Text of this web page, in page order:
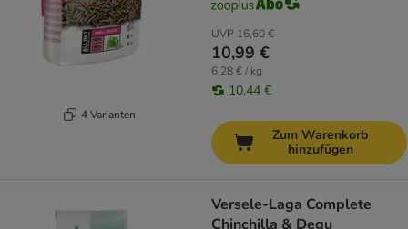
4 Varianten
UVP 16,60 €
10,99 €
6,28 € / kg
10,44 €
Zum Warenkorb
hinzufügen
Versele-Laga Complete
Chinchilla & Degu